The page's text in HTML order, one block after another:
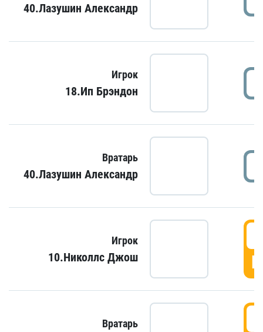
40.Лазушин Александр
Игрок
18.Ип Брэндон
Вратарь
40.Лазушин Александр
Игрок
10.Николлс Джош
Вратарь